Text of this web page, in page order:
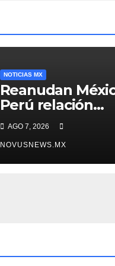
NOTICIAS MX
Reanudan
Perú relación
diplomática
AGO 7, 2026
NOVUSNEWS.MX